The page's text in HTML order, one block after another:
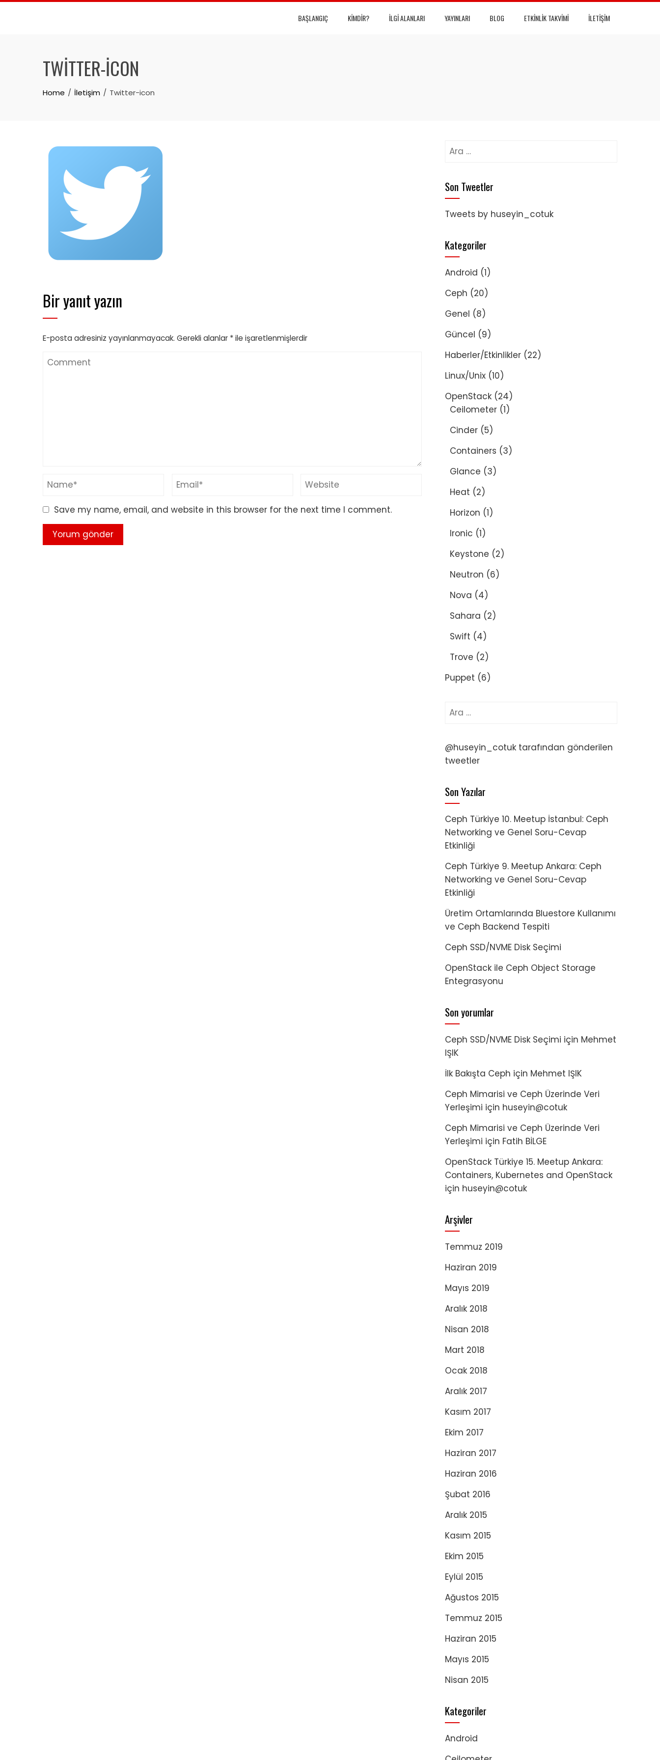
Skip
BAŞLANGIÇ KIMDIR? İLGI ALANLARI YAYINLARI BLOG ETKINLIK TAKVIMI İLETIŞIM
TWITTER-ICON
Home İletişim Twitter-icon
Bir yanıt yazın
E-posta adresiniz yayınlanmayacak. Gerekli alanlar *ile işaretlenmişlerdir
Save my name, email, and website in this browser for the next time I comment.
Arama:
Son Tweetler
Tweets by huseyin_cotuk
Kategoriler
Android (1)
Ceph (20)
Genel (8)
Güncel (9)
Haberler/Etkinlikler (22)
Linux/Unix (10)
OpenStack (24)
Ceilometer (1)
Cinder (5)
Containers (3)
Glance (3)
Heat (2)
Horizon (1)
Ironic (1)
Keystone (2)
Neutron (6)
Nova (4)
Sahara (2)
Swift (4)
Trove (2)
Puppet (6)
Arama:
@huseyin_cotuk tarafından gönderilen
tweetler
Son Yazılar
Ceph Türkiye 10. Meetup İstanbul: Ceph
Networking ve Genel Soru-Cevap
Etkinliği
Ceph Türkiye 9. Meetup Ankara: Ceph
Networking ve Genel Soru-Cevap
Etkinliği
Üretim Ortamlarında Bluestore Kullanımı
ve Ceph Backend Tespiti
Ceph SSD/NVME Disk Seçimi
OpenStack ile Ceph Object Storage
Entegrasyonu
Son yorumlar
Ceph SSD/NVME Disk Seçimi için Mehmet
IŞIK
İlk Bakışta Ceph için Mehmet IŞIK
Ceph Mimarisi ve Ceph Üzerinde Veri
Yerleşimi için huseyin@cotuk
Ceph Mimarisi ve Ceph Üzerinde Veri
Yerleşimi için Fatih BİLGE
OpenStack Türkiye 15. Meetup Ankara:
Containers, Kubernetes and OpenStack
için huseyin@cotuk
Arşivler
Temmuz 2019
Haziran 2019
Mayıs 2019
Aralık 2018
Nisan 2018
Mart 2018
Ocak 2018
Aralık 2017
Kasım 2017
Ekim 2017
Haziran 2017
Haziran 2016
Şubat 2016
Aralık 2015
Kasım 2015
Ekim 2015
Eylül 2015
Ağustos 2015
Temmuz 2015
Haziran 2015
Mayıs 2015
Nisan 2015
Kategoriler
Android